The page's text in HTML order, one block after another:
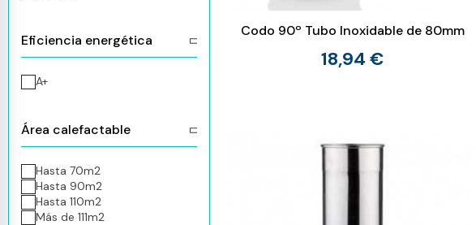
Eficiencia energética
A+
Área calefactable
Hasta 70m2
Hasta 90m2
Hasta 110m2
Más de 111m2
Codo 90º Tubo Inoxidable de 80mm
18,94 €